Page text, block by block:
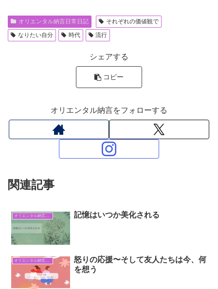
オリエンタル納言日常日記
それぞれの価値観で
なりたい自分
時代 流行
シェアする
コピー
オリエンタル納言をフォローする
関連記事
オリエンタル納言日常日記 記憶はいつか美化される
オリエンタル納言日常日記
怒りの応援〜そして友人たちは今、何
を想う